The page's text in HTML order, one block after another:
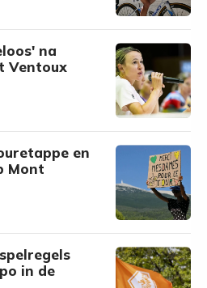
na
Ventoux
en
Mont
in de